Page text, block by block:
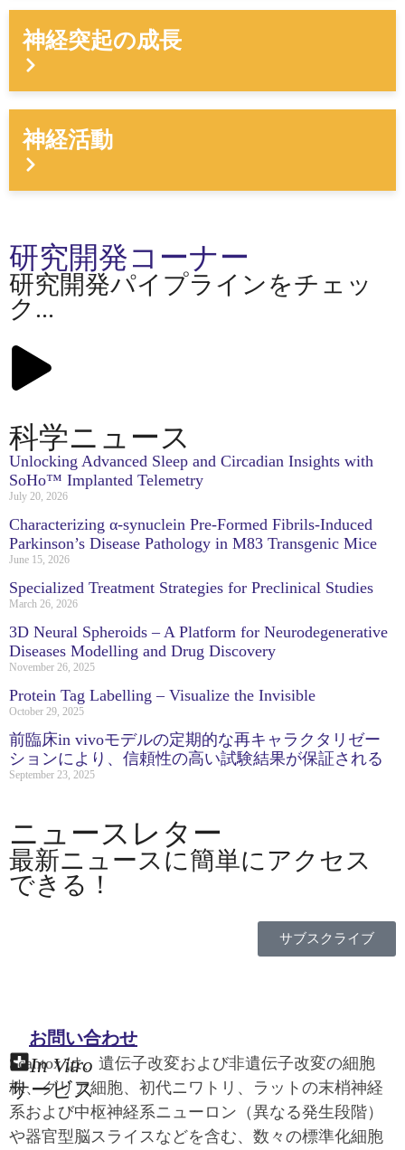
神経突起の成長
神経活動
研究開発コーナー
研究開発パイプラインをチェッ
ク...
科学ニュース
Unlocking Advanced Sleep and Circadian Insights with
SoHo™ Implanted Telemetry
July 20, 2026
Characterizing α-synuclein Pre-Formed Fibrils-Induced
Parkinson’s Disease Pathology in M83 Transgenic Mice
June 15, 2026
Specialized Treatment Strategies for Preclinical Studies
March 26, 2026
3D Neural Spheroids – A Platform for Neurodegenerative
Diseases Modelling and Drug Discovery
November 26, 2025
Protein Tag Labelling – Visualize the Invisible
October 29, 2025
前臨床in vivoモデルの定期的な再キャラクタリゼー
ションにより、信頼性の高い試験結果が保証される
September 23, 2025
ニュースレター
最新ニュースに簡単にアクセス
できる！
サブスクライブ
お問い合わせ
In Vitro
サービス
Scantox は、遺伝子改変および非遺伝子改変の細胞
株、グリア細胞、初代ニワトリ、ラットの末梢神経
系および中枢神経系ニューロン（異なる発生段階）
や器官型脳スライスなどを含む、数々の標準化細胞